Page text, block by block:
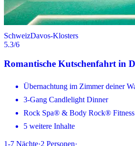
SchweizDavos-Klosters
5.3/6
Romantische Kutschenfahrt in
Übernachtung im Zimmer deiner
3-Gang Candlelight Dinner
Rock Spa® & Body Rock® Fitness
5 weitere Inhalte
1-7 Nächte·2 Personen·